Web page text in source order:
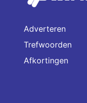
Adverteren
Trefwoorden
Afkortingen